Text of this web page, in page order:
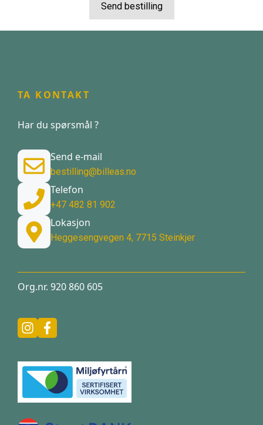
Send bestilling
TA KONTAKT
Har du spørsmål ?
Send e-mail
bestilling@billeas.no
Telefon
+47 482 81 902
Lokasjon
Heggesengvegen 4, 7715 Steinkjer
Org.nr. 920 860 605